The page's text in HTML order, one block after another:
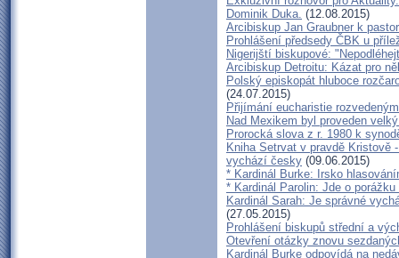
Dominik Duka. (12.08.2015)
Arcibiskup Jan Graubner k
Prohlášení předsedy ČBK u
Nigerijští biskupové:
Arcibiskup Detroitu: Kázat pro
Polský episkopát hluboce
(24.07.2015)
Přijímání eucharistie
Nad Mexikem byl proveden
Prorocká slova z r. 1980 k
Kniha Setrvat v pravdě
vychází česky (09.06.2015)
* Kardinál Burke: Irsko
* Kardinál Parolin: Jde o
Kardinál Sarah: Je správné
(27.05.2015)
Prohlášení biskupů střední a
Otevření otázky znovu
Kardinál Burke odpovídá na